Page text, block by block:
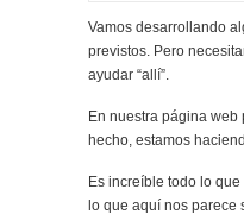
Vamos desarrollando
previstos. Pero
ayudar “allí”.
En nuestra página
hecho, estamos
Es increíble todo lo
lo que aquí nos